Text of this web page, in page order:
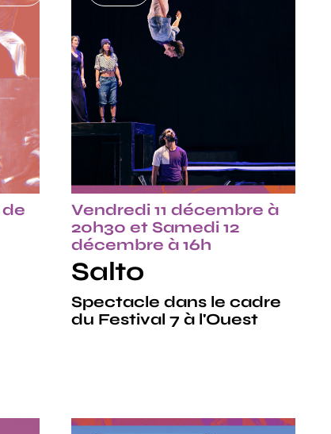
Vendredi 11 décembre à
20h30 et Samedi 12
décembre à 16h
Salto
Spectacle dans le cadre
du Festival 7 à l'Ouest